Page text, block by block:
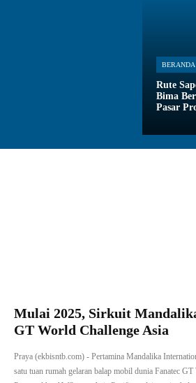
BERANDA
Rute
Bima
Pasar
Mulai 2025, Sirkuit
GT World Challenge Asia
Praya (ekbisntb.com) - Pertamina Mandalika
satu tuan rumah gelaran balap mobil dunia Fanatec